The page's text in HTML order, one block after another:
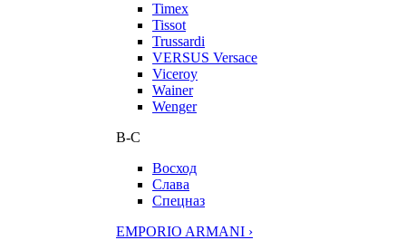
Timex
Tissot
Trussardi
VERSUS Versace
Viceroy
Wainer
Wenger
В-С
Восход
Слава
Спецназ
EMPORIO ARMANI ›